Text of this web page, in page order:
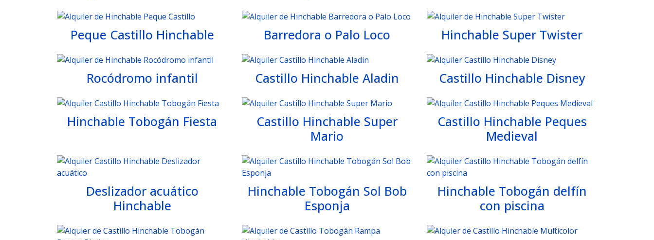
Peque Castillo Hinchable Barredora o Palo Loco Hinchable Super Twister
Rocódromo infantil Castillo Hinchable Aladin Castillo Hinchable Disney
Hinchable Tobogán Fiesta
Castillo Hinchable Super
Mario
Castillo Hinchable Peques
Medieval
Deslizador acuático
Hinchable
Hinchable Tobogán Sol Bob
Esponja
Hinchable Tobogán delfín
con piscina